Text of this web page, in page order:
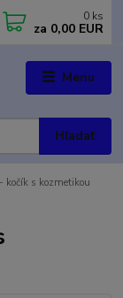
Menu
Hľadať
0 ks
za 0,00 EUR
kočík s kozmetikou